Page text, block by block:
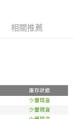
本公司將視審查結果
相關推薦